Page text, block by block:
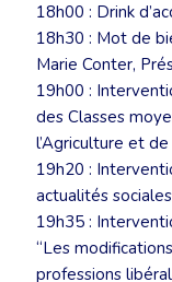
18h00 : Drink
18h30 : Mot de
Marie Conter,
19h00 :
des Classes
l’Agriculture et
19h20 :
actualités
19h35 :
“Les
professions